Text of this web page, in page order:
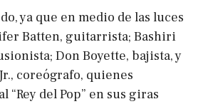
ya que en medio de las luces
Batten, guitarrista; Bashiri
Don Boyette, bajista, y
coreógrafo, quienes
“Rey del Pop” en sus giras